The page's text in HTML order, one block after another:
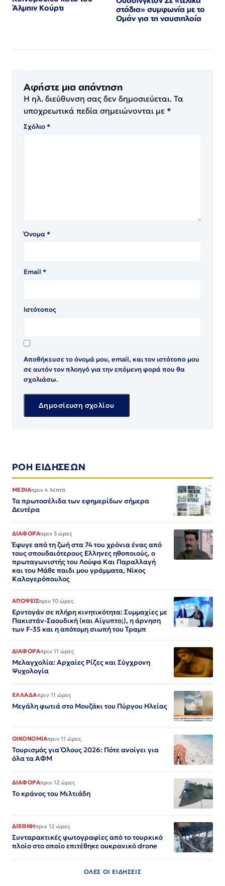
Άλμπιν Κούρτι
στάδια» συμφωνία με το
Ομάν για τη ναυσιπλοία
Αφήστε μια απάντηση
Η ηλ. διεύθυνση σας δεν δημοσιεύεται. Τα
υποχρεωτικά πεδία σημειώνονται με *
Σχόλιο*
Όνομα*
Email *
Ιστότοπος
Αποθήκευσε το όνομά μου, email, και τον ιστότοπο μου
σε αυτόν τον πλοηγό για την επόμενη φορά που θα
σχολιάσω.
ΡΟΗ ΕΙΔΗΣΕΩΝ
MEDIAπριν 4 λεπτά
Τα πρωτοσέλιδα των εφημερίδων σήμερα
Δευτέρα
ΔΙΑΦΟΡΑπριν 3 ώρες
Έφυγε από τη ζωή στα 74 του χρόνια ένας από
τους σπουδαιότερους Ελληνες ηθοποιούς, ο
πρωταγωνιστής του Λούφα Και Παραλλαγή
και του Μάθε παιδι μου γράμματα, Νίκος
Καλογερόπουλος
ΑΠΟΨΕΙΣπριν 10 ώρες
Ερντογάν σε πλήρη κινητικότητα: Συμμαχίες με
Πακιστάν-Σαουδική (και Αίγυπτο;), η άρνηση
των F-35 και η απότομη σιωπή του Τραμπ
ΔΙΑΦΟΡΑπριν 11 ώρες
Μελαγχολία: Αρχαίες Ρίζες και Σύγχρονη
Ψυχολογία
ΕΛΛΑΔΑπριν 11 ώρες
Μεγάλη φωτιά στο Μουζάκι του Πύργου Ηλείας
ΟΙΚΟΝΟΜΙΑπριν 11 ώρες
Τουρισμός για Όλους 2026: Πότε ανοίγει για
όλα τα ΑΦΜ
ΔΙΑΦΟΡΑπριν 12 ώρες
Το κράνος του Μιλτιάδη
ΔΙΕΘΝΗπριν 12 ώρες
Συνταρακτικές φωτογραφίες από το τουρκικό
πλοίο στο οποίο επιτέθηκε ουκρανικό drone
ΟΛΕΣ ΟΙ ΕΙΔΗΣΕΙΣ